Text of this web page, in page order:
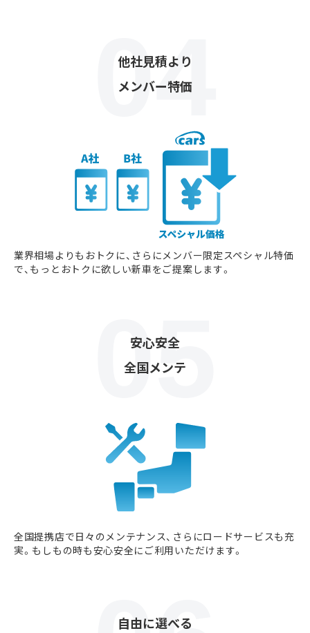
他社見積より
メンバー特価
業界相場よりもおトクに、さらにメンバー限定スペシャル特価
で、もっとおトクに欲しい新車をご提案します。
安心安全
全国メンテ
全国提携店で日々のメンテナンス、さらにロードサービスも充
実。もしもの時も安心安全にご利用いただけます。
自由に選べる